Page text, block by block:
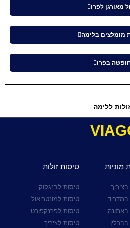
מאורגן לפרו
מומלצים בלימה
בפרו
ללימה
מוניות
בציריך
במדריד
באתונה
בברלין
טיסות זולות
טיסות לבנגקוק
טיסות למונטריאול
טיסות לפרנקפורט
טיסות לציריך